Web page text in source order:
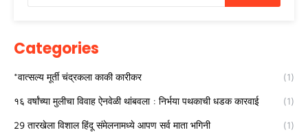
Categories
*वात्सल्य मूर्ती चंद्रकला काकी कारीकर (1)
१६ वर्षांच्या मुलीचा विवाह ऐनवेळी थांबवला : निर्भया पथकाची धडक कारवाई (1)
29 तारखेला विशाल हिंदू संमेलनामध्ये आपण सर्व माता भगिनी (1)